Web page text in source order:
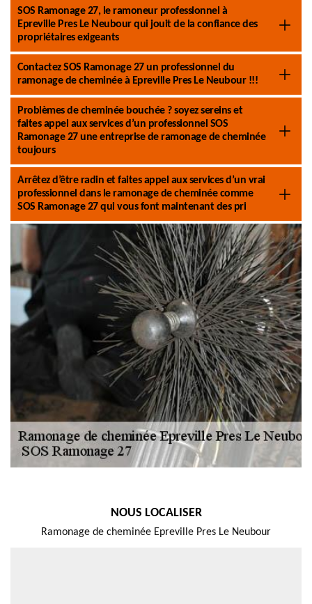
SOS Ramonage 27, le ramoneur professionnel à
Epreville Pres Le Neubour qui jouit de la confiance des
propriétaires exigeants
Contactez SOS Ramonage 27 un professionnel du
ramonage de cheminée à Epreville Pres Le Neubour !!!
Problèmes de cheminée bouchée ? soyez sereins et
faites appel aux services d’un professionnel SOS
Ramonage 27 une entreprise de ramonage de cheminée
toujours
Arrêtez d’être radin et faites appel aux services d’un vrai
professionnel dans le ramonage de cheminée comme
SOS Ramonage 27 qui vous font maintenant des pri
NOUS LOCALISER
Ramonage de cheminée Epreville Pres Le Neubour